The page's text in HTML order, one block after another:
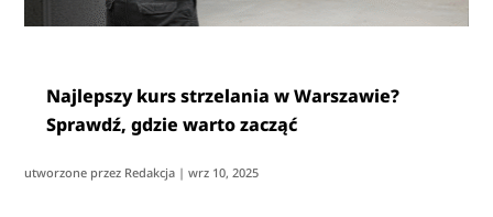
Najlepszy kurs strzelania w Warszawie?
Sprawdź, gdzie warto zacząć
utworzone przez Redakcja |wrz 10, 2025